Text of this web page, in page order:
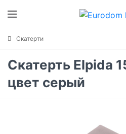
Скатерти
Скатерть Elpida
цвет серый